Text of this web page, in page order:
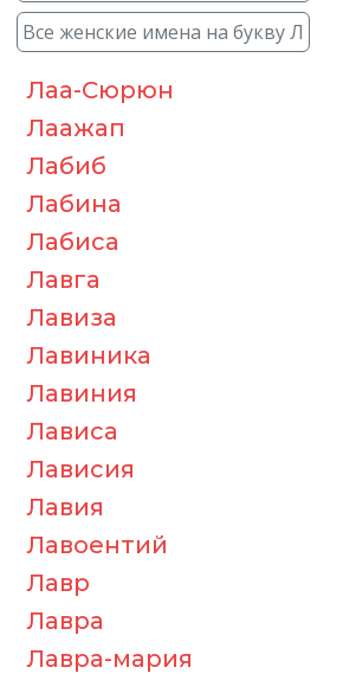
Все женские имена на букву Л
Лаа-Сюрюн
Лаажап
Лабиб
Лабина
Лабиса
Лавга
Лавиза
Лавиника
Лавиния
Лависа
Лависия
Лавия
Лавоентий
Лавр
Лавра
Лавра-мария